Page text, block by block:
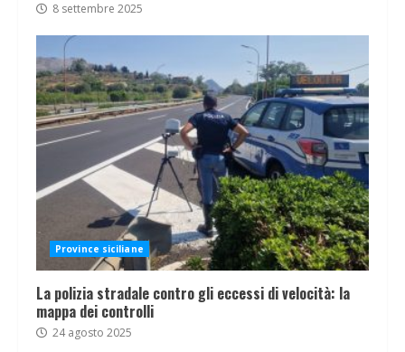
8 settembre 2025
Province siciliane
La polizia stradale contro gli eccessi di velocità: la
mappa dei controlli
24 agosto 2025